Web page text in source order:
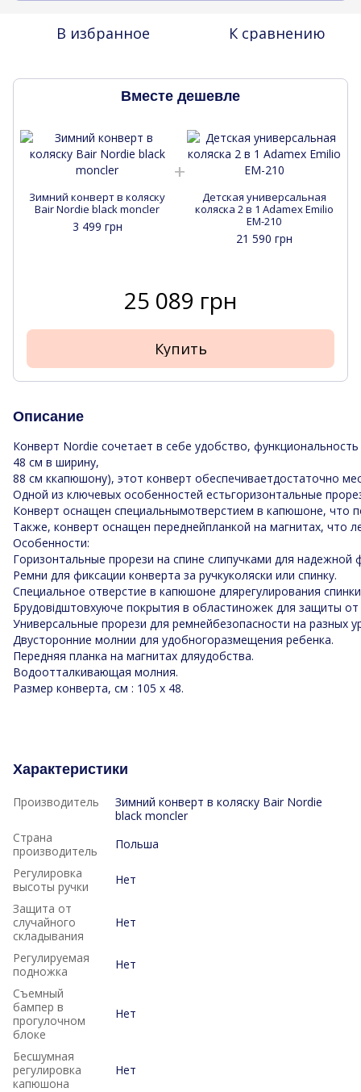
В избранное К сравнению
Вместе дешевле
Зимний конверт в коляску
Bair Nordie black moncler
3 499 грн
Детская универсальная
коляска 2 в 1 Adamex Emilio
EM-210
21 590 грн
25 089 грн
Купить
Описание
Конверт Nordie сочетает в себе удобство,
48 см в ширину,
88 см ккапюшону), этот конверт обеспечиваетдостаточно
Одной из ключевых особенностей естьгоризонтальные
Конверт оснащен специальнымотверстием в капюшоне, что
Также, конверт оснащен переднейпланкой на магнитах, что
Особенности:
Горизонтальные прорези на спине слипучками для надежной
Ремни для фиксации конверта за ручкуколяски или спинку.
Специальное отверстие в капюшоне длярегулирования
Брудовідштовхуюче покрытия в областиножек для защиты от
Универсальные прорези для ремнейбезопасности на разных
Двусторонние молнии для удобногоразмещения ребенка.
Передняя планка на магнитах дляудобства.
Водоотталкивающая молния.
Размер конверта, см : 105 x 48.
Характеристики
Производитель
Зимний конверт в коляску Bair Nordie
black moncler
Страна
производитель
Польша
Регулировка
высоты ручки
Нет
Защита от
случайного
складывания
Нет
Регулируемая
подножка
Нет
Съемный
бампер в
прогулочном
блоке
Нет
Бесшумная
регулировка
капюшона
Нет